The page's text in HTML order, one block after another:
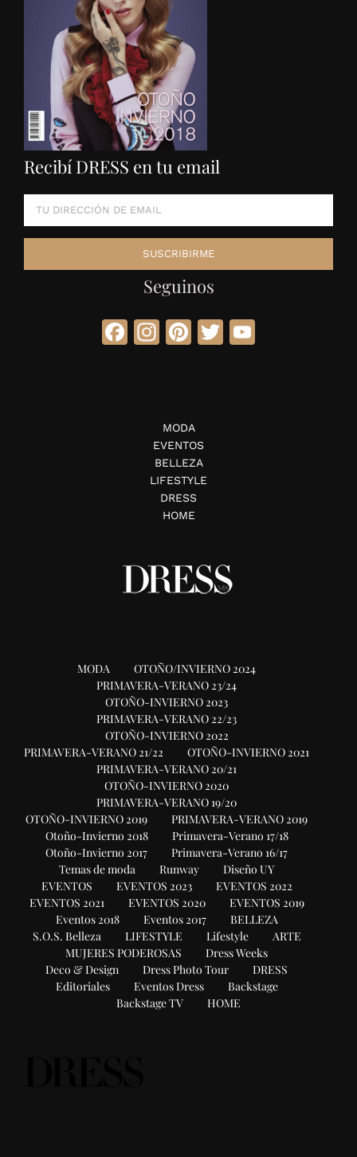
Recibí DRESS en tu email
Seguinos
Facebook
Instagram
Pinterest
Twitter
MODA
EVENTOS
BELLEZA
LIFESTYLE
DRESS
HOME
MODA
OTOÑO/INVIERNO 2024
PRIMAVERA-VERANO 23/24
OTOÑO-INVIERNO 2023
PRIMAVERA-VERANO 22/23
OTOÑO-INVIERNO 2022
PRIMAVERA-VERANO 21/22
OTOÑO-INVIERNO 2021
PRIMAVERA-VERANO 20/21
OTOÑO-INVIERNO 2020
PRIMAVERA-VERANO 19/20
OTOÑO-INVIERNO 2019
PRIMAVERA-VERANO 2019
Otoño-Invierno 2018
Primavera-Verano 17/18
Otoño-Invierno 2017
Primavera-Verano 16/17
Temas de moda
Runway
Diseño UY
EVENTOS
EVENTOS 2023
EVENTOS 2022
EVENTOS 2021
EVENTOS 2020
EVENTOS 2019
Eventos 2018
Eventos 2017
BELLEZA
S.O.S. Belleza
LIFESTYLE Lifestyle
ARTE
MUJERES PODEROSAS
Dress Weeks
Deco & Design
Dress Photo Tour
DRESS
Editoriales
Eventos Dress
Backstage
Backstage TV
HOME